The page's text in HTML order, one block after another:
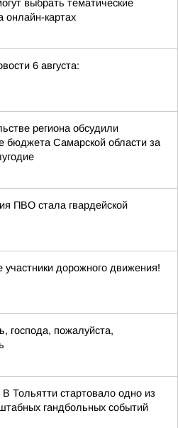
выбрать тематические
онлайн-картах
6 августа:
региона обсудили
бюджета Самарской области за
ПВО стала гвардейской
дорожного движения!
господа, пожалуйста,
Тольятти стартовало одно из
гандбольных событий